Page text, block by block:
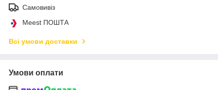
Самовивіз
Meest ПОШТА
Всі умови доставки
Умови оплати